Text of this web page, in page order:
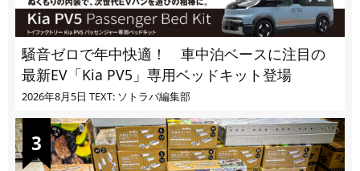
騒音ゼロで年中快適！ 車中泊ベースに注目の
最新EV「Kia PV5」専用ベッドキット登場
2026年8月5日 TEXT: ソトラバ編集部